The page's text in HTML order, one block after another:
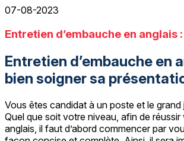
07-08-2023
Entretien d’embauche en anglais
Entretien d’embauche en
bien soigner sa
Vous êtes candidat à un poste et le grand
Quel que soit votre niveau, afin de
anglais, il faut d’abord commencer par